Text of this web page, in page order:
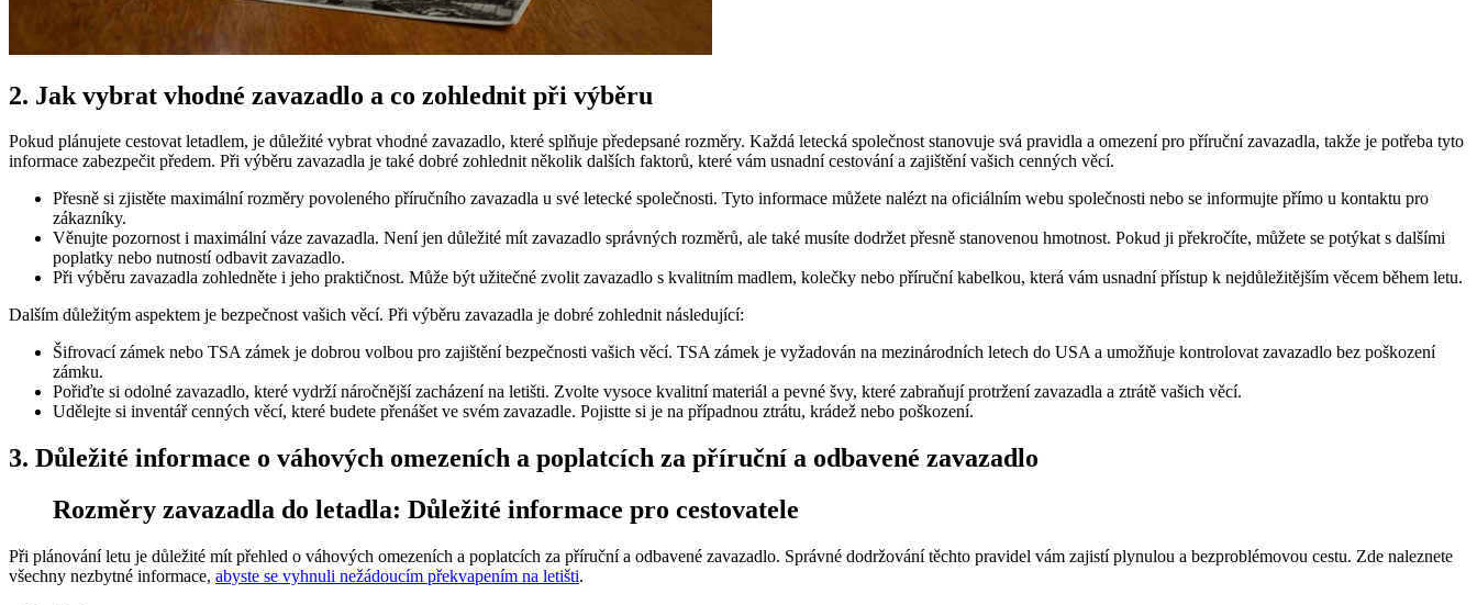
2. Jak vybrat vhodné zavazadlo a co zohlednit při výběru
Pokud plánujete cestovat letadlem, je důležité vybrat vhodné zavazadlo, které splňuje předepsané rozměry. Každá letecká společnost stanovuje svá pravidla a omezení pro příruční zavazadla, takže je potřeba tyto
informace zabezpečit předem. Při výběru zavazadla je také dobré zohlednit několik dalších faktorů, které vám usnadní cestování a zajištění vašich cenných věcí.
Přesně si zjistěte maximální rozměry povoleného příručního zavazadla u své letecké společnosti. Tyto informace můžete nalézt na oficiálním webu společnosti nebo se informujte přímo u kontaktu pro
zákazníky.
Věnujte pozornost i maximální váze zavazadla. Není jen důležité mít zavazadlo správných rozměrů, ale také musíte dodržet přesně stanovenou hmotnost. Pokud ji překročíte, můžete se potýkat s dalšími
poplatky nebo nutností odbavit zavazadlo.
Při výběru zavazadla zohledněte i jeho praktičnost. Může být užitečné zvolit zavazadlo s kvalitním madlem, kolečky nebo příruční kabelkou, která vám usnadní přístup k nejdůležitějším věcem během letu.
Dalším důležitým aspektem je bezpečnost vašich věcí. Při výběru zavazadla je dobré zohlednit následující:
Šifrovací zámek nebo TSA zámek je dobrou volbou pro zajištění bezpečnosti vašich věcí. TSA zámek je vyžadován na mezinárodních letech do USA a umožňuje kontrolovat zavazadlo bez poškození
zámku.
Pořiďte si odolné zavazadlo, které vydrží náročnější zacházení na letišti. Zvolte vysoce kvalitní materiál a pevné švy, které zabraňují protržení zavazadla a ztrátě vašich věcí.
Udělejte si inventář cenných věcí, které budete přenášet ve svém zavazadle. Pojistte si je na případnou ztrátu, krádež nebo poškození.
3. Důležité informace o váhových omezeních a poplatcích za příruční a odbavené zavazadlo
Rozměry zavazadla do letadla: Důležité informace pro cestovatele
Při plánování letu je důležité mít přehled o váhových omezeních a poplatcích za příruční a odbavené zavazadlo. Správné dodržování těchto pravidel vám zajistí plynulou a bezproblémovou cestu. Zde naleznete
všechny nezbytné informace, abyste se vyhnuli nežádoucím překvapením na letišti.